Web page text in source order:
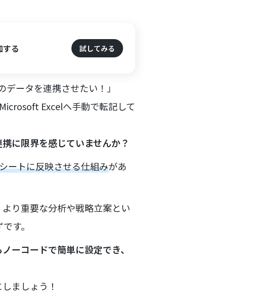
る 試してみる
ータを連携させたい！」
Excelへ手動で転記して
に限界を感じていませんか？
ートに反映させる仕組みがあ
り重要な分析や戦略立案とい
す。
ーコードで簡単に設定でき、
ましょう！